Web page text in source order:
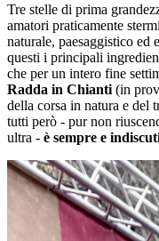
Tre stelle di prima
amatori praticamente
naturale, paesaggistico
questi i principali
che per un intero fine
Radda in Chianti (in
della corsa in natura e del
tutti però - pur non
ultra - è sempre e